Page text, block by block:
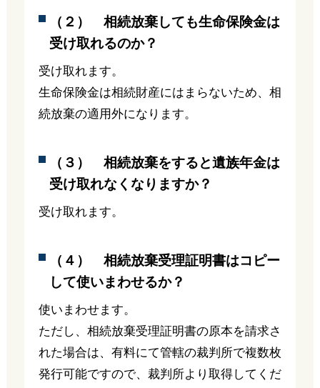
（２） 相続放棄しても生命保険金は
受け取れるのか？
受け取れます。
生命保険金は相続財産にはまらないため、相
続放棄の適用外になります。
（３） 相続放棄をすると遺族年金は
受け取れなくなりますか？
受け取れます。
（４） 相続放棄受理証明書はコピー
して使いまわせるか？
使いまわせます。
ただし、相続放棄受理証明書の原本を請求さ
れた場合は、有料にて管轄の裁判所で複数枚
発行可能ですので、裁判所より取得してくだ